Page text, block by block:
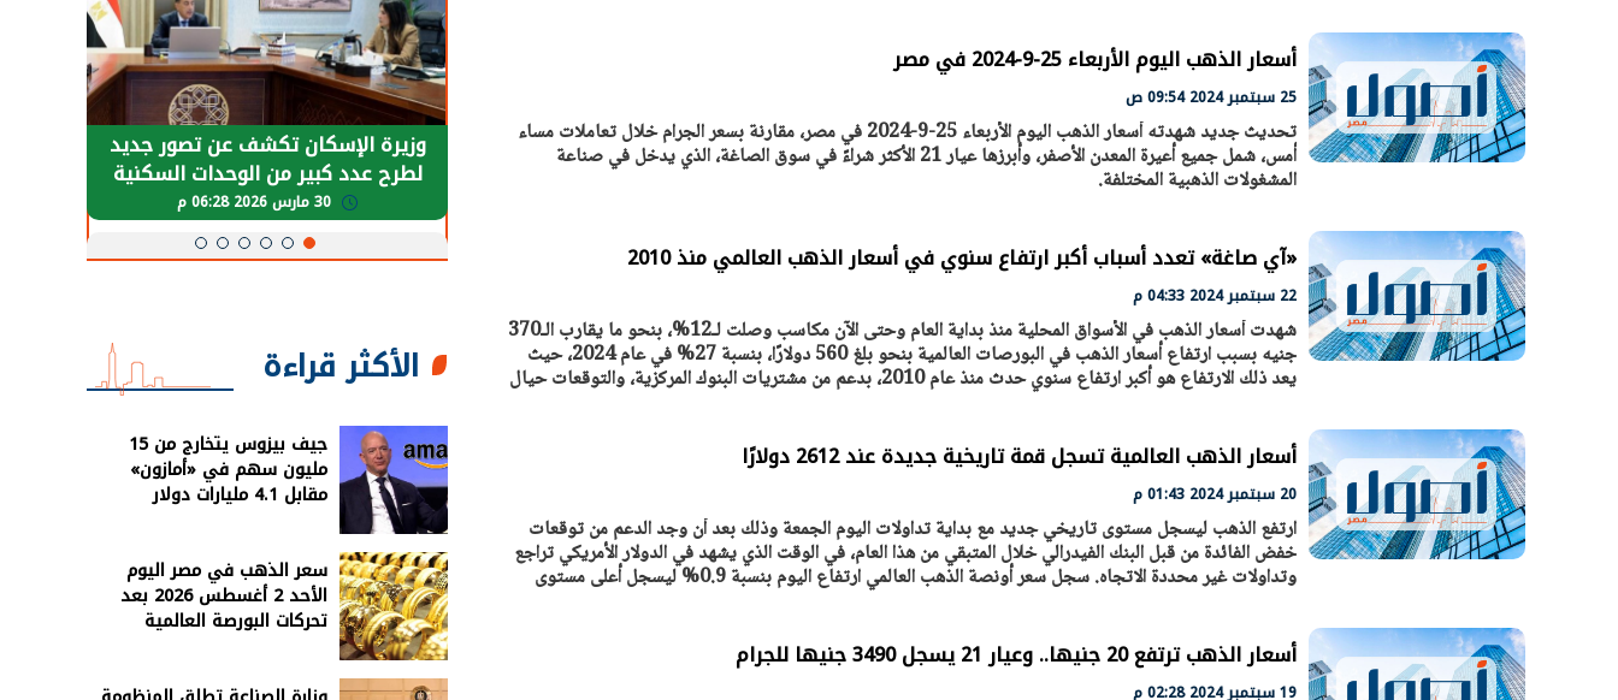
أسعار الذهب اليوم الأربعاء 25-9-2024 في مصر
25 سبتمبر 2024 09:54 ص
تحديث جديد شهدته أسعار الذهب اليوم الأربعاء 25-9-2024 في مصر، مقارنة بسعر الجرام خلال تعاملات مساء
أمس، شمل جميع أعيرة المعدن الأصفر، وأبرزها عيار 21 الأكثر شراءً في سوق الصاغة، الذي يدخل في صناعة
المشغولات الذهبية المختلفة.
«آي صاغة» تعدد أسباب أكبر ارتفاع سنوي في أسعار الذهب العالمي منذ 2010
22 سبتمبر 2024 04:33 م
شهدت أسعار الذهب في الأسواق المحلية منذ بداية العام وحتى الآن مكاسب وصلت لـ12%، بنحو ما يقارب الـ370
جنيه بسبب ارتفاع أسعار الذهب في البورصات العالمية بنحو بلغ 560 دولارًا، بنسبة 27% في عام 2024، حيث
يعد ذلك الارتفاع هو أكبر ارتفاع سنوي حدث منذ عام 2010، بدعم من مشتريات البنوك المركزية، والتوقعات حيال
أسعار الذهب العالمية تسجل قمة تاريخية جديدة عند 2612 دولارًا
20 سبتمبر 2024 01:43 م
ارتفع الذهب ليسجل مستوى تاريخي جديد مع بداية تداولات اليوم الجمعة وذلك بعد أن وجد الدعم من توقعات
خفض الفائدة من قبل البنك الفيدرالي خلال المتبقي من هذا العام، في الوقت الذي يشهد في الدولار الأمريكي تراجع
وتداولات غير محددة الاتجاه. سجل سعر أونصة الذهب العالمي ارتفاع اليوم بنسبة 0.9% ليسجل أعلى مستوى
أسعار الذهب ترتفع 20 جنيها.. وعيار 21 يسجل 3490 جنيها للجرام
19 سبتمبر 2024 02:28 م
الرئيس السيسي: تداعيات خطيرة على
الاقتصاد العالمي وأسعار الوقود حال
رئيس الوزراء يتابع الإجراءات الخاصة
بتنفيذ التوجيهات الرئاسية بطرح وحدات
افتتاح «إيجبس 2026» بحضور دولي
واسع.. والبترول: مصر تعزز مكانتها
وزيرة الإسكان تكشف عن تصور جديد
لطرح عدد كبير من الوحدات السكنية
بنظام الإيجار
الأكثر قراءة
جيف بيزوس يتخارج من 15
مليون سهم في «أمازون»
مقابل 4.1 مليارات دولار
سعر الذهب في مصر اليوم
الأحد 2 أغسطس 2026 بعد
تحركات البورصة العالمية